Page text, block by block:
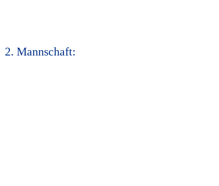
2. Mannschaft: